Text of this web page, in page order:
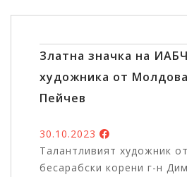
Златна значка на
художника от
Пейчев
30.10.2023
Талантливият художник
бесарабски корени г-н